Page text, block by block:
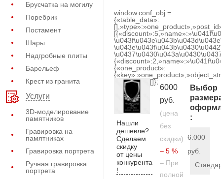
Брусчатка на могилу
Поребрик
Постамент
Шары
Надгробные плиты
Барельеф
Крест из гранита
Услуги
3D-моделирование
памятников
Гравировка на
памятниках
Гравировка портрета
Ручная гравировка
портрета
window.conf_obj =
{«table_data»:
{«one_product»:
[]};
Нашли
дешевле?
Сделаем
скидку
от цены
конкурента
!
6000
руб.
(цена
без
скидки)
– 5 %
– При
полной
Выбор
:
6.000
руб.